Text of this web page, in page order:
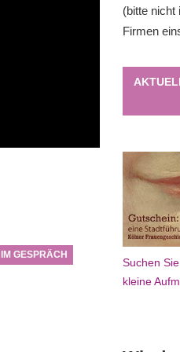
GESPRÄCH
(bitte nicht
Firmen
Suchen
kleine